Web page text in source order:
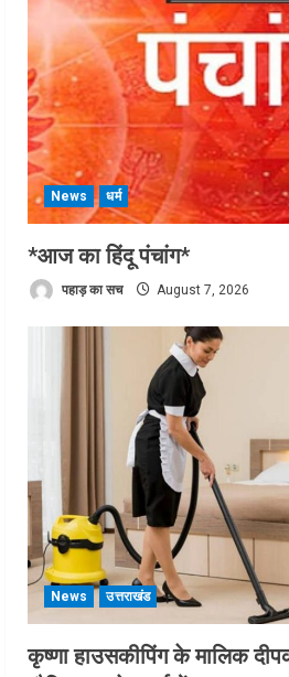
News धर्म
*आज का हिंदू पंचांग*
पहाड़ का सच August 7, 2026
News उत्तराखंड
कृष्णा हाउसकीपिंग के मालिक